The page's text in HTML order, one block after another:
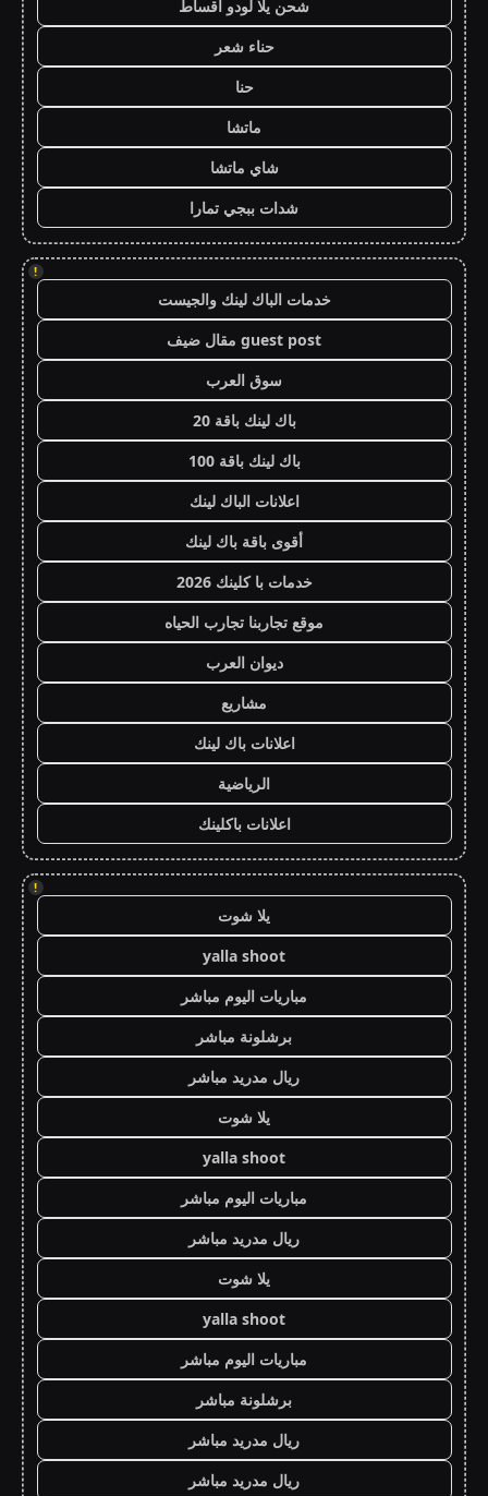
شحن يلا لودو اقساط
حناء شعر
حنا
ماتشا
شاي ماتشا
شدات ببجي تمارا
!
خدمات الباك لينك والجيست
guest post مقال ضيف
سوق العرب
باك لينك باقة 20
باك لينك باقة 100
اعلانات الباك لينك
أقوى باقة باك لينك
خدمات با كلينك 2026
موقع تجاربنا تجارب الحياه
ديوان العرب
مشاريع
اعلانات باك لينك
الرياضية
اعلانات باكلينك
!
يلا شوت
yalla shoot
مباريات اليوم مباشر
برشلونة مباشر
ريال مدريد مباشر
يلا شوت
yalla shoot
مباريات اليوم مباشر
ريال مدريد مباشر
يلا شوت
yalla shoot
مباريات اليوم مباشر
برشلونة مباشر
ريال مدريد مباشر
ريال مدريد مباشر